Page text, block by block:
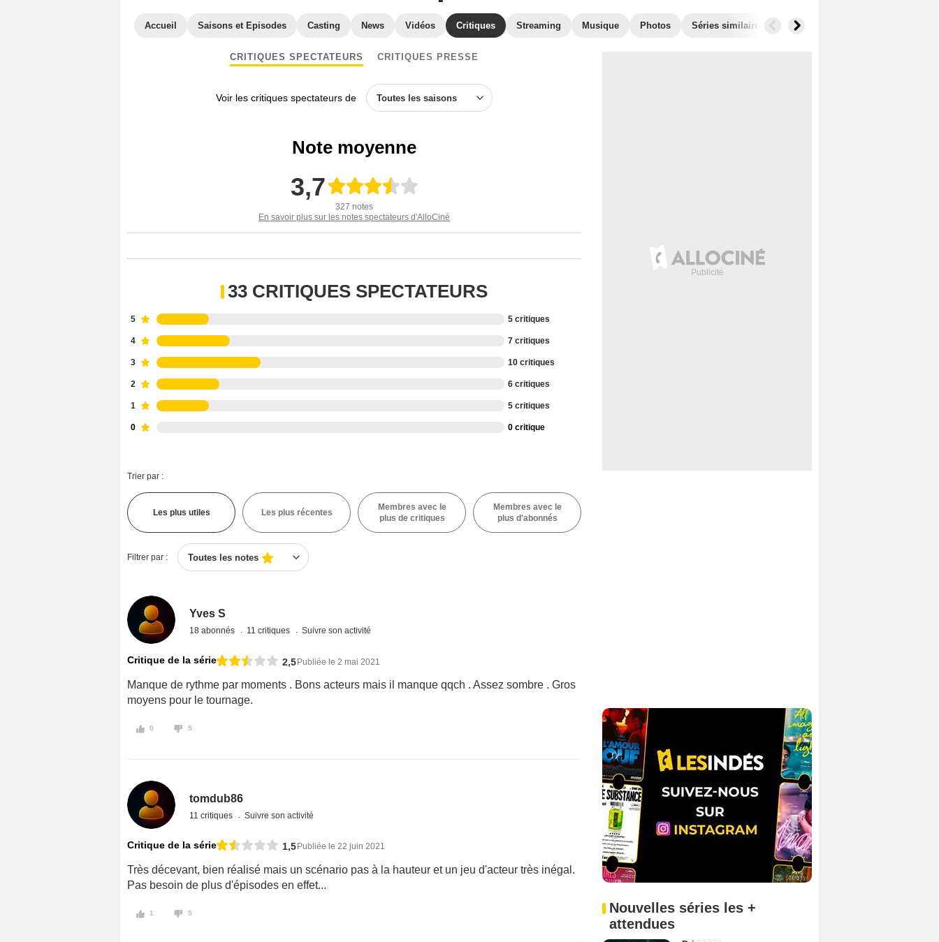
Accueil Saisons et Episodes Casting News Vidéos Critiques Streaming Musique Photos Séries similaires
CRITIQUES SPECTATEURS CRITIQUES PRESSE
Voir les critiques spectateurs de Toutes les saisons
Note moyenne
3,7
327 notes
En savoir plus sur les notes spectateurs d'AlloCiné
33 CRITIQUES SPECTATEURS
5 5 critiques
4 7 critiques
3 10 critiques
2 6 critiques
1 5 critiques
0 0 critique
Trier par :
Les plus utiles Les plus récentes
Membres avec le
plus de critiques
Membres avec le
plus d'abonnés
Filtrer par : Toutes les notes
Yves S
18 abonnés 11 critiques Suivre son activité
Critique de la série 2,5Publiée le 2 mai 2021
Manque de rythme par moments . Bons acteurs mais il manque qqch . Assez sombre . Gros
moyens pour le tournage.
0 5
tomdub86
11 critiques Suivre son activité
Critique de la série 1,5 Publiée le 22 juin 2021
Très décevant, bien réalisé mais un scénario pas à la hauteur et un jeu d'acteur très inégal.
Pas besoin de plus d'épisodes en effet...
1 5
Nouvelles séries les +
attendues